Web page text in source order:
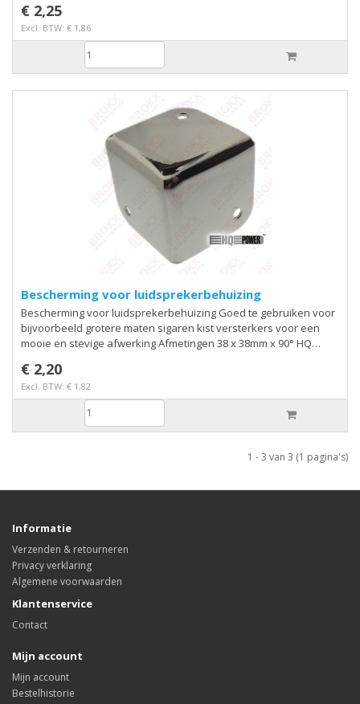
€ 2,25
Excl. BTW: € 1,86
Bescherming voor luidsprekerbehuizing
Bescherming voor luidsprekerbehuizing Goed te gebruiken voor
bijvoorbeeld grotere maten sigaren kist versterkers voor een
mooie en stevige afwerking Afmetingen 38 x 38mm x 90° HQ
€ 2,20
Excl. BTW: € 1,82
1 - 3 van 3 (1 pagina's)
Informatie
Verzenden & retourneren
Privacy verklaring
Algemene voorwaarden
Klantenservice
Contact
Mijn account
Mijn account
Bestelhistorie